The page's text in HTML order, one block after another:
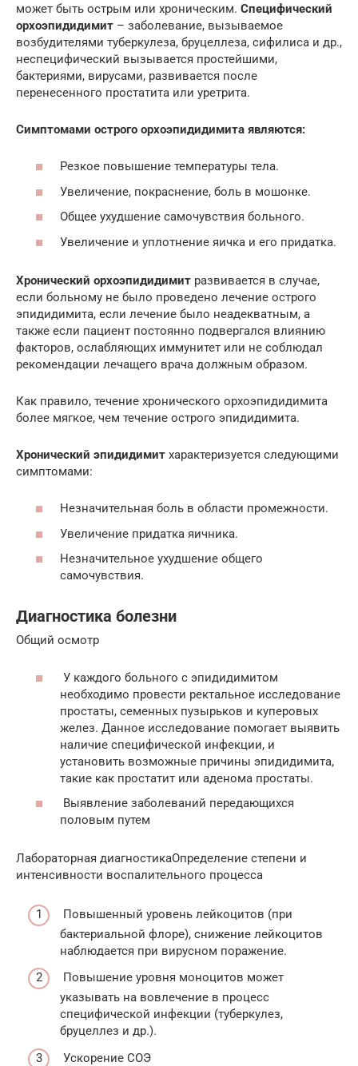
может быть острым или хроническим. Специфический
орхоэпидидимит – заболевание, вызываемое
возбудителями туберкулеза, бруцеллеза, сифилиса и др.,
неспецифический вызывается простейшими,
бактериями, вирусами, развивается после
перенесенного простатита или уретрита.
Симптомами острого орхоэпидидимита являются:
Резкое повышение температуры тела.
Увеличение, покраснение, боль в мошонке.
Общее ухудшение самочувствия больного.
Увеличение и уплотнение яичка и его придатка.
Хронический орхоэпидидимит развивается в случае,
если больному не было проведено лечение острого
эпидидимита, если лечение было неадекватным, а
также если пациент постоянно подвергался влиянию
факторов, ослабляющих иммунитет или не соблюдал
рекомендации лечащего врача должным образом.
Как правило, течение хронического орхоэпидидимита
более мягкое, чем течение острого эпидидимита.
Хронический эпидидимит характеризуется следующими
симптомами:
Незначительная боль в области промежности.
Увеличение придатка яичника.
Незначительное ухудшение общего
самочувствия.
Диагностика болезни
Общий осмотр
У каждого больного с эпидидимитом
необходимо провести ректальное исследование
простаты, семенных пузырьков и куперовых
желез. Данное исследование помогает выявить
наличие специфической инфекции, и
установить возможные причины эпидидимита,
такие как простатит или аденома простаты.
Выявление заболеваний передающихся
половым путем
Лабораторная диагностикаОпределение степени и
интенсивности воспалительного процесса
Повышенный уровень лейкоцитов (при
бактериальной флоре), снижение лейкоцитов
наблюдается при вирусном поражение.
Повышение уровня моноцитов может
указывать на вовлечение в процесс
специфической инфекции (туберкулез,
бруцеллез и др.).
Ускорение СОЭ